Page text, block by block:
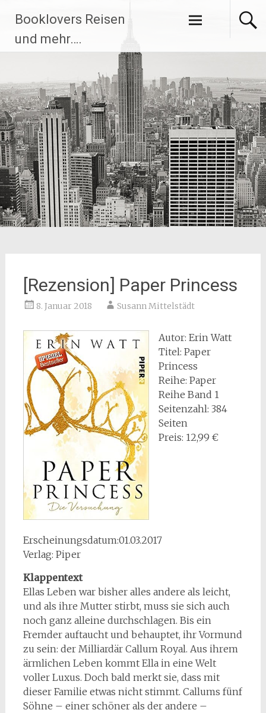
Inhalt
springen
Booklovers Reisen
und mehr….
[Rezension] Paper Princess
8. Januar 2018 Susann Mittelstädt
Autor: Erin Watt
Titel: Paper
Princess
Reihe: Paper
Reihe Band 1
Seitenzahl: 384
Seiten
Preis: 12,99 €
Erscheinungsdatum:01.03.2017
Verlag: Piper
Klappentext
Ellas Leben war bisher alles andere als leicht,
und als ihre Mutter stirbt, muss sie sich auch
noch ganz alleine durchschlagen. Bis ein
Fremder auftaucht und behauptet, ihr Vormund
zu sein: der Milliardär Callum Royal. Aus ihrem
ärmlichen Leben kommt Ella in eine Welt
voller Luxus. Doch bald merkt sie, dass mit
dieser Familie etwas nicht stimmt. Callums fünf
Söhne – einer schöner als der andere –